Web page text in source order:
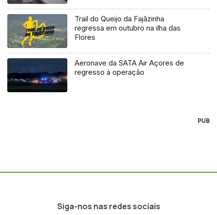
Trail do Queijo da Fajãzinha
regressa em outubro na ilha das
Flores
Aeronave da SATA Air Açores de
regresso à operação
PUB
Siga-nos nas redes sociais